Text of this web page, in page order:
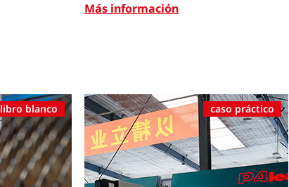
Más información
libro blanco caso práctico